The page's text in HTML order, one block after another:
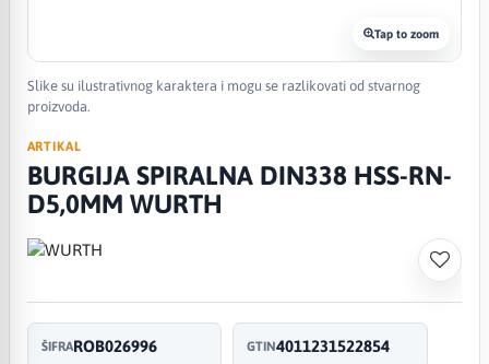
Tap to zoom
Slike su ilustrativnog karaktera i mogu se razlikovati od stvarnog
proizvoda.
ARTIKAL
BURGIJA SPIRALNA DIN338 HSS-RN-
D5,0MM WURTH
ŠIFRAROB026996 GTIN4011231522854